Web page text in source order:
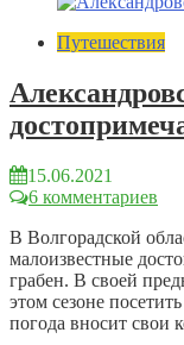
Путешествия
15.06.2021
6 комментариев
В Волгорадской
малоизвестные
грабен. В своей
этом сезоне
погода вносит свои